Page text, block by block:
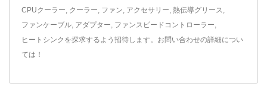
CPUクーラー クーラー ファン アクセサリー 熱伝導グリース
ファンケーブル アダプター ファンスピードコントローラー
ヒートシンク を探求するよう招待します。 お問い合わせの詳細につい
ては！